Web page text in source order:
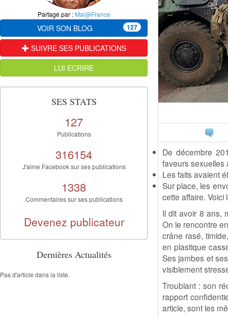
De décembre
faveurs sexuelles
Les faits avaient
Sur place, les
cette affaire.
Il dit avoir 8 ans,
On le rencontre
crâne rasé,
en plastique
Ses jambes et
visiblement
Troublant : son
rapport
article, sont les
Partagé par : Mai@France
VOIR SON BLOG 127
SUIVRE SES PUBLICATIONS
LUI ECRIRE
SES STATS
127
Publications
316154
J'aime Facebook sur ses publications
1338
Commentaires sur ses publications
Devenez publicateur
Dernières Actualités
Pas d'article dans la liste.